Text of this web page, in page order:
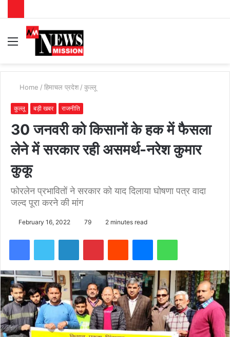
Menu
Home / हिमाचल प्रदेश / कुल्लू
कुल्लू बड़ी खबर राजनीति
30 जनवरी को किसानों के हक में फैसला
लेने में सरकार रही असमर्थ-नरेश कुमार
कुकू
फोरलेन प्रभावितों ने सरकार को याद दिलाया घोषणा पत्र वादा
जल्द पूरा करने की मांग
February 16, 2022 79 2 minutes read